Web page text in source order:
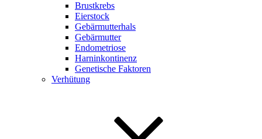
Brustkrebs
Eierstock
Gebärmutterhals
Gebärmutter
Endometriose
Harninkontinenz
Genetische Faktoren
Verhütung